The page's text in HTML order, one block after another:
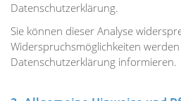
Datenschutzerklärung.
Sie können dieser Analyse
Widerspruchsmöglichkeiten
Datenschutzerklärung informieren.